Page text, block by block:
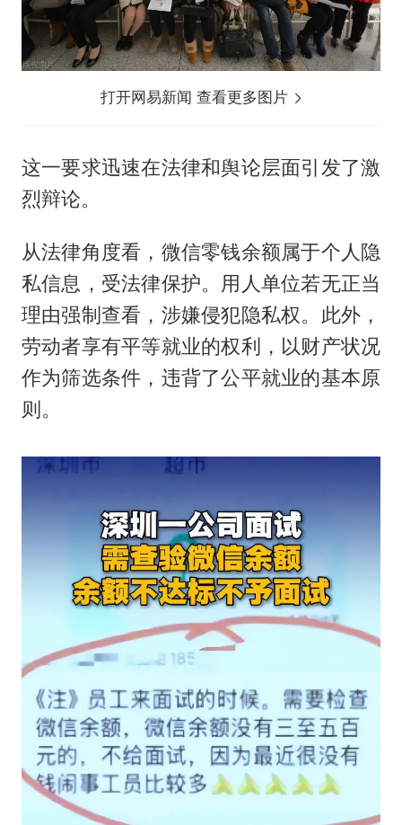
打开网易新闻 查看更多图片
这一要求迅速在法律和舆论层面引发了激
烈辩论。
从法律角度看，微信零钱余额属于个人隐
私信息，受法律保护。用人单位若无正当
理由强制查看，涉嫌侵犯隐私权。此外，
劳动者享有平等就业的权利，以财产状况
作为筛选条件，违背了公平就业的基本原
则。